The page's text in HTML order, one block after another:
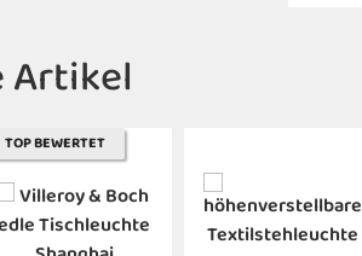
Artikel
TOP BEWERTET